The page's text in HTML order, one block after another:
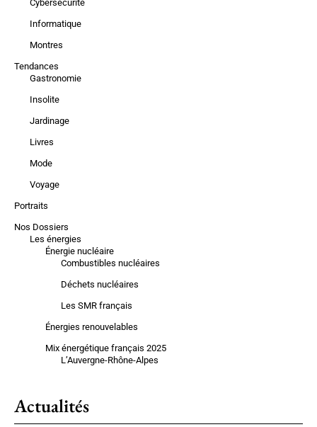
Cybersécurité
Informatique
Montres
Tendances
Gastronomie
Insolite
Jardinage
Livres
Mode
Voyage
Portraits
Nos Dossiers
Les énergies
Énergie nucléaire
Combustibles nucléaires
Déchets nucléaires
Les SMR français
Énergies renouvelables
Mix énergétique français 2025
L’Auvergne-Rhône-Alpes
Actualités